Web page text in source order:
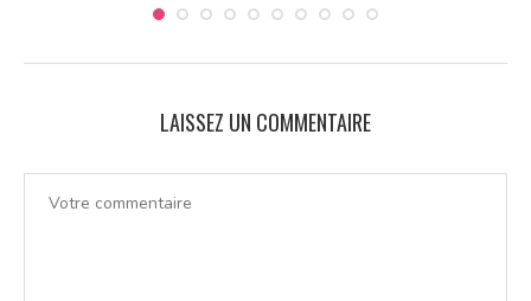
LAISSEZ UN COMMENTAIRE